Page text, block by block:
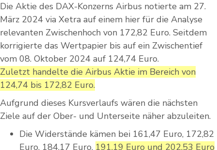
Die Aktie des DAX-Konzerns Airbus notierte am 27.
März 2024 via Xetra auf einem hier für die Analyse
relevanten Zwischenhoch von 172,82 Euro. Seitdem
korrigierte das Wertpapier bis auf ein Zwischentief
vom 08. Oktober 2024 auf 124,74 Euro.
Zuletzt handelte die Airbus Aktie im Bereich von
124,74 bis 172,82 Euro.
Aufgrund dieses Kursverlaufs wären die nächsten
Ziele auf der Ober- und Unterseite näher abzuleiten.
Die Widerstände kämen bei 161,47 Euro, 172,82
Euro, 184,17 Euro, 191,19 Euro und 202,53 Euro